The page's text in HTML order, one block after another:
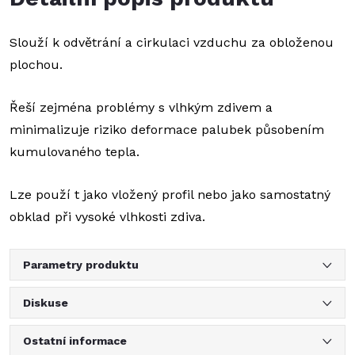
Slouží k odvětrání a cirkulaci vzduchu za obloženou
plochou.
Řeší zejména problémy s vlhkým zdivem a
minimalizuje riziko deformace palubek působením
kumulovaného tepla.
Lze použí t jako vložený profil nebo jako samostatný
obklad při vysoké vlhkosti zdiva.
Parametry produktu
Diskuse
Ostatní informace